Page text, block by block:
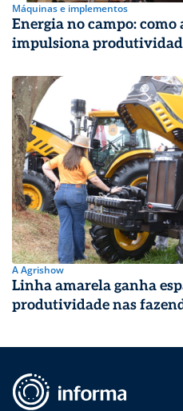
Máquinas e implementos
Energia no campo: como
impulsiona
A Agrishow
Linha amarela ganha
produtividade nas